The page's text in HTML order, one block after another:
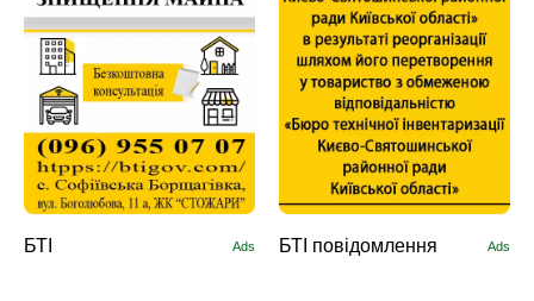
БТІ Ads БТІ повідомлення Ads